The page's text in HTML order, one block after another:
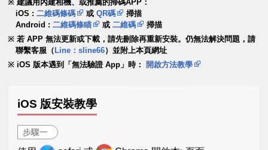
建議用內建相機、或推薦的掃碼APP：
iOS :二維碼條碼 或QR碼
掃描
Android :二維碼條瞄 或二維碼
掃描
若 APP 無法更新或下載，請先刪除再重新安裝。仍無法解決問題，請
聯繫客服（ Line：sline66）並附上本頁網址
iOS 版本遇到「無法驗證 App」時：
開啟方法教學
iOS 版安裝教學
步驟一